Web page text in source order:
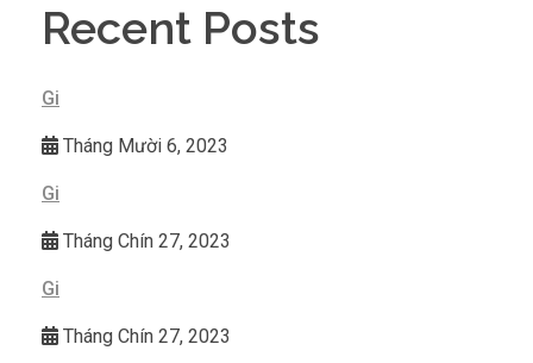
Recent Posts
Gi
Tháng Mười 6, 2023
Gi
Tháng Chín 27, 2023
Gi
Tháng Chín 27, 2023